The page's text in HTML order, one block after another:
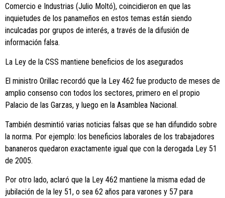
Comercio e Industrias (Julio Moltó), coincidieron en que las
inquietudes de los panameños en estos temas están siendo
inculcadas por grupos de interés, a través de la difusión de
información falsa.
La Ley de la CSS mantiene beneficios de los asegurados
El ministro Orillac recordó que la Ley 462 fue producto de meses de
amplio consenso con todos los sectores, primero en el propio
Palacio de las Garzas, y luego en la Asamblea Nacional.
También desmintió varias noticias falsas que se han difundido sobre
la norma. Por ejemplo: los beneficios laborales de los trabajadores
bananeros quedaron exactamente igual que con la derogada Ley 51
de 2005.
Por otro lado, aclaró que la Ley 462 mantiene la misma edad de
jubilación de la ley 51, o sea 62 años para varones y 57 para